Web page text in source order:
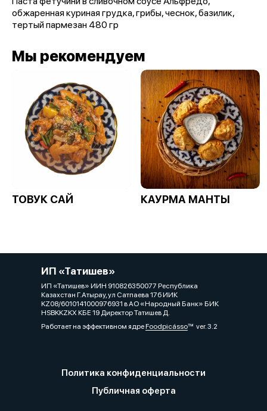
обжаренная куриная грудка, грибы, чеснок, базилик,
тертый пармезан 480 гр
Мы рекомендуем
ТОВУК САЙ КАУРМА МАНТЫ
ИП «Татишев»
ИП «Татишев» ИИН 910826350077 Республика
Казахстан Г.Атырау, ул Сатпаева 17б ИИК
KZ08/6010141000976931 в АО «Народный Банк» БИК
HSBKKZKX КБЕ 19 Директор Татишев Д.
Работает на эффективном ядреFoodpicássover. 3.2
Политика конфиденциальности
Публичная оферта